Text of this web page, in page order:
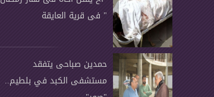
" فى قرية العايقة
حمدين صباحى يتفقد
مستشفى الكبد في بلطيم..